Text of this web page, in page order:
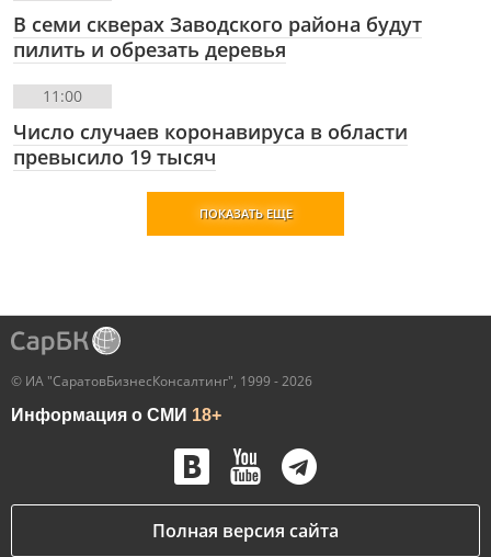
В семи скверах Заводского района будут
пилить и обрезать деревья
11:00
Число случаев коронавируса в области
превысило 19 тысяч
ПОКАЗАТЬ ЕЩЕ
© ИА "СаратовБизнесКонсалтинг", 1999 - 2026
Информация о СМИ 18+
Полная версия сайта